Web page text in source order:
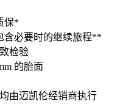
保*
含必要时的继续旅程**
检验
的胎面
由迈凯伦经销商执行